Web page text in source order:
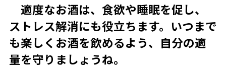
適度なお酒は、食欲や睡眠を促し、
ストレス解消にも役立ちます。いつまで
も楽しくお酒を飲めるよう、自分の適
量を守りましょうね。